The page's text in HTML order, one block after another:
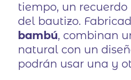
tiempo, un
del bautizo.
bambú, combinan
natural con un
podrán usar una y